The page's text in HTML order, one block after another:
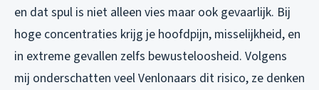
en dat spul is niet alleen vies maar ook gevaarlijk. Bij
hoge concentraties krijg je hoofdpijn, misselijkheid, en
in extreme gevallen zelfs bewusteloosheid. Volgens
mij onderschatten veel Venlonaars dit risico, ze denken